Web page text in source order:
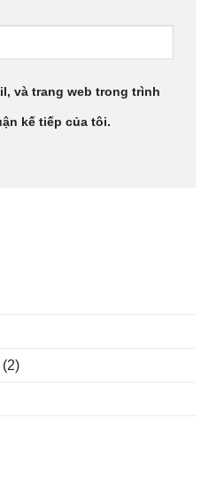
và trang web trong trình
kế tiếp của tôi.
(2)